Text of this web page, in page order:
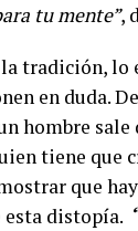
tu mente”,
tradición, lo
en duda.
hombre sale
tiene que
que
esta distopía. “